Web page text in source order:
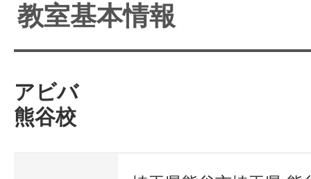
教室基本情報
アビバ
熊谷校